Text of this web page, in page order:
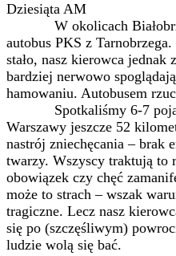
Dziesiąta AM
W okolicach
autobus PKS z
stało, nasz kierowca jednak
bardziej nerwowo
hamowaniu. Autobusem
Spotkaliśmy 6-7
Warszawy jeszcze 52
nastrój zniechęcania – brak
twarzy. Wszyscy traktują
obowiązek czy chęć
może to strach – wszak
tragiczne. Lecz nasz
się po (szczęśliwym)
ludzie wolą się bać.